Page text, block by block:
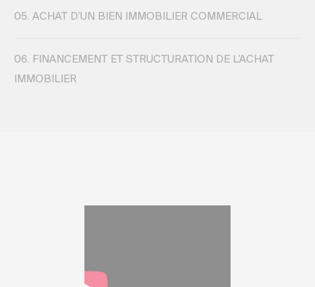
05. ACHAT D’UN BIEN IMMOBILIER COMMERCIAL
06. FINANCEMENT ET STRUCTURATION DE L’ACHAT
IMMOBILIER